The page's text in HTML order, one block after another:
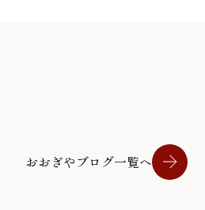
おおぎやブログ一覧へ